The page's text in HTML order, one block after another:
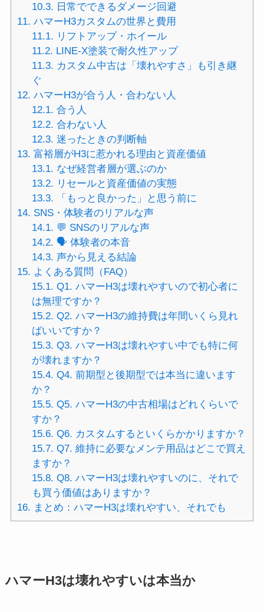
10.3. 日常でできるダメージ回避
11. ハマーH3カスタムの世界と費用
11.1. リフトアップ・ホイール
11.2. LINE-X塗装で耐久性アップ
11.3. カスタム中古は「壊れやすさ」も引き継
ぐ
12. ハマーH3が合う人・合わない人
12.1. 合う人
12.2. 合わない人
12.3. 迷ったときの判断軸
13. 富裕層がH3に惹かれる理由と資産価値
13.1. なぜ経営者層が選ぶのか
13.2. リセールと資産価値の実態
13.3. 「もっと良かった」と思う前に
14. SNS・体験者のリアルな声
14.1. 💬 SNSのリアルな声
14.2. 🗣 体験者の本音
14.3. 声から見える結論
15. よくある質問（FAQ）
15.1. Q1. ハマーH3は壊れやすいので初心者に
は無理ですか？
15.2. Q2. ハマーH3の維持費は年間いくら見れ
ばいいですか？
15.3. Q3. ハマーH3は壊れやすい中でも特に何
が壊れますか？
15.4. Q4. 前期型と後期型では本当に違います
か？
15.5. Q5. ハマーH3の中古相場はどれくらいで
すか？
15.6. Q6. カスタムするといくらかかりますか？
15.7. Q7. 維持に必要なメンテ用品はどこで買え
ますか？
15.8. Q8. ハマーH3は壊れやすいのに、それで
も買う価値はありますか？
16. まとめ：ハマーH3は壊れやすい、それでも
ハマーH3は壊れやすいは本当か